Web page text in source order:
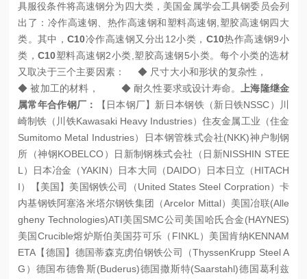
具服役条件将高速钢分为四大类，美国金属学会工具钢委员会列
出了：冷作高速钢、热作高速钢和塑料高速钢,塑胶高速钢四大
类。其中，C10冷作高速钢又分出12小类， C10热作高速钢9小
类，C10塑料高速钢2小类,塑胶高速钢5小类。每个小类的选材
又取决于三个主要因素： ◆ 尺寸大小和形状的复杂性，
◆ 被加工的材料， ◆ 耐久性要求或设计寿命。
上海隆继金
属常年合作钢厂：
【日本钢厂】 新日本钢铁（新日铁NSSC）
川
崎制铁（川铁Kawasaki Heavy Industries）住友金属工业（住金
Sumitomo Metal Industries）
日本钢管株式会社(NKK)神户制钢
所（神钢KOBELCO）
日新制钢株式会社（日新NISSHIN STEE
L）
日本冶金（YAKIN） 日本大同（DAIDO）
日本日立（HITACH
I）
【美国】 美国钢铁公司（United States Steel Corpration）卡
内基钢铁阿塞洛米塔尔钢铁集团（Arcelor Mittal） 美国冶联(Alle
gheny Technologies)ATI美国SMC公司 美国哈氏合金(HAYNES)
美国Crucible熔炉斯伯美国芬可乐（FINKL） 美国肯纳KENNAM
ETA 【德国】 德国蒂森克虏伯钢铁公司（ThyssenKrupp Steel A
G） 德国布德鲁斯(Buderus)德国撒斯特(Saarstahl)德国葛利兹